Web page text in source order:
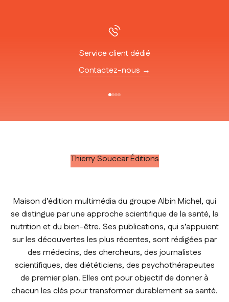
Service client dédié
Contactez-nous →
Thierry Souccar Éditions
Maison d’édition multimédia du groupe Albin Michel, qui
se distingue par une approche scientifique de la santé, la
nutrition et du bien-être. Ses publications, qui s’appuient
sur les découvertes les plus récentes, sont rédigées par
des médecins, des chercheurs, des journalistes
scientifiques, des diététiciens, des psychothérapeutes
de premier plan. Elles ont pour objectif de donner à
chacun les clés pour transformer durablement sa santé.